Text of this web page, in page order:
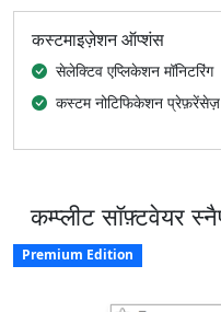
कस्टमाइज़ेशन ऑप्शंस
सेलेक्टिव एप्लिकेशन मॉनिटरिंग
कस्टम नोटिफिकेशन प्रेफ़रेंसेज़
कम्प्लीट सॉफ़्टवेयर
Premium Edition